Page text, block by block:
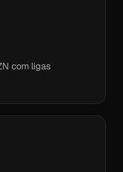
com ligas